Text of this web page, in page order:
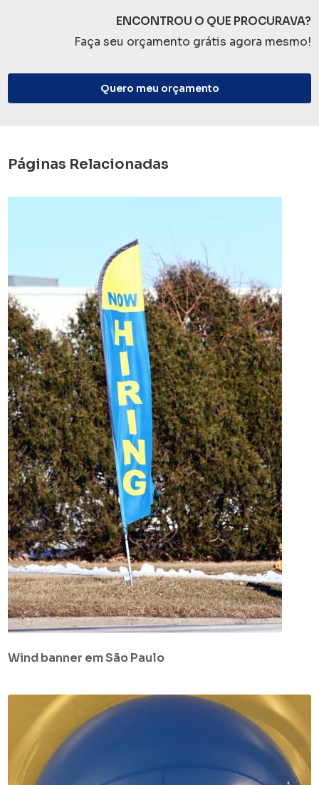
ENCONTROU O QUE PROCURAVA?
Faça seu orçamento grátis agora mesmo!
Quero meu orçamento
Páginas Relacionadas
Wind banner em São Paulo